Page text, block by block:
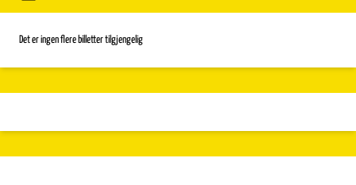
Det er ingen flere billetter tilgjengelig